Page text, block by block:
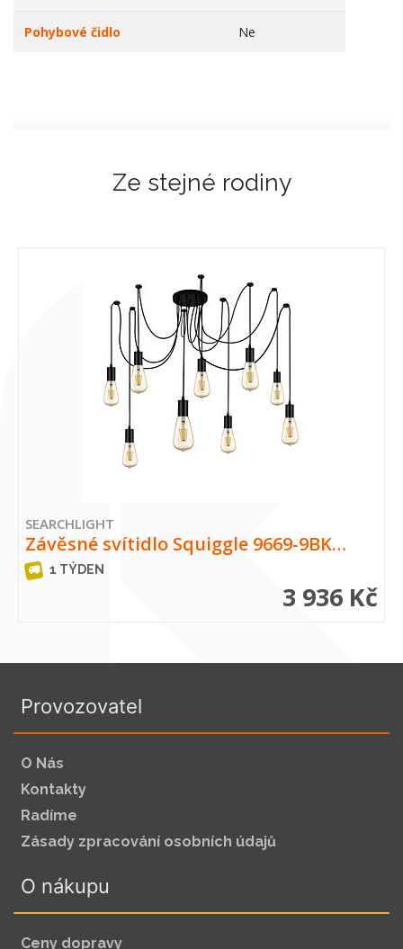
Pohybové čidlo Ne
Ze stejné rodiny
SEARCHLIGHT
Závěsné svítidlo Squiggle 9669-9BK…
1 TÝDEN
3 936 Kč
Provozovatel
O Nás
Kontakty
Radíme
Zásady zpracování osobních údajů
O nákupu
Ceny dopravy